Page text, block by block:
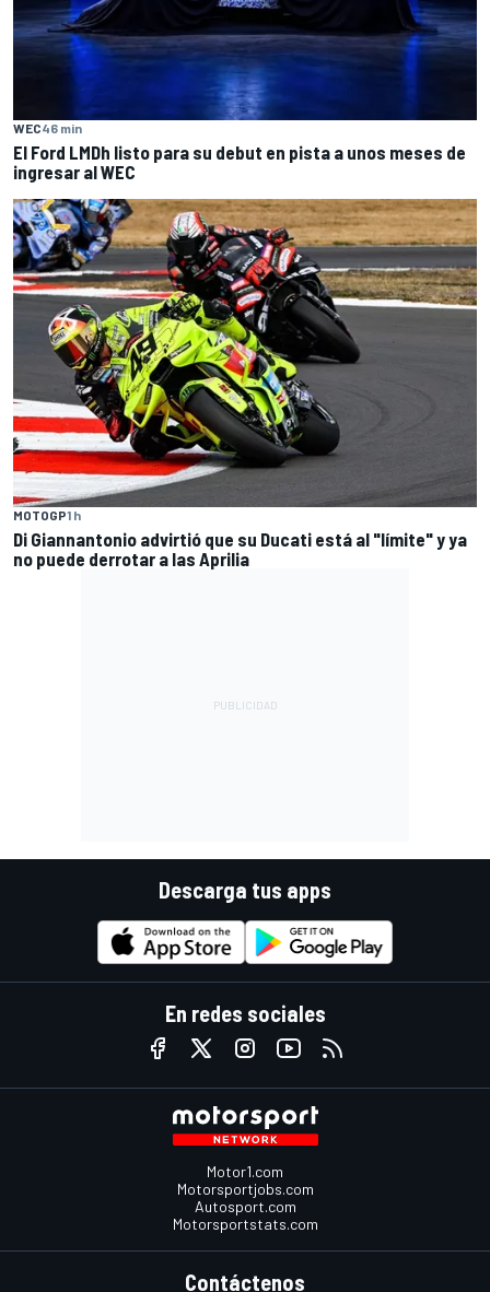
WEC46 min
El Ford LMDh listo para su debut en pista a unos meses de
ingresar al WEC
MOTOGP1 h
Di Giannantonio advirtió que su Ducati está al "límite" y ya
no puede derrotar a las Aprilia
Descarga tus apps
En redes sociales
Motor1.com
Motorsportjobs.com
Autosport.com
Motorsportstats.com
Contáctenos